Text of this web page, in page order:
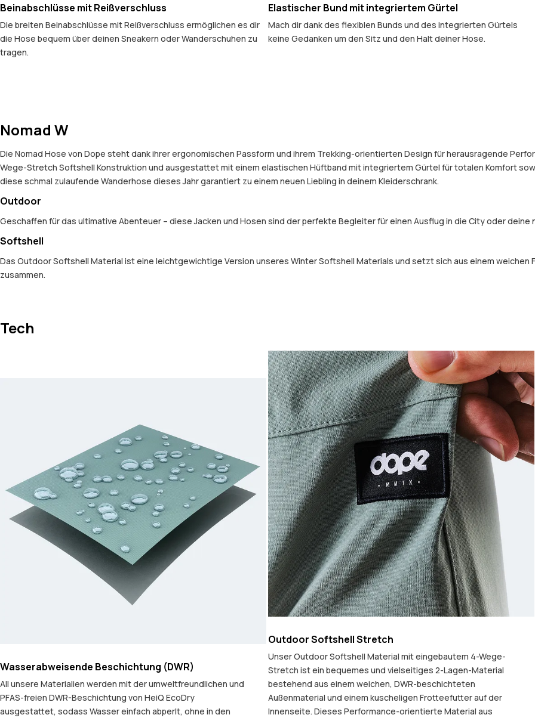
Beinabschlüsse mit Reißverschluss
Die breiten Beinabschlüsse mit Reißverschluss ermöglichen es dir
die Hose bequem über deinen Sneakern oder Wanderschuhen zu
tragen.
Elastischer Bund mit integriertem Gürtel
Mach dir dank des flexiblen Bunds und des integrierten Gürtels
keine Gedanken um den Sitz und den Halt deiner Hose.
Nomad W
Die Nomad Hose von Dope steht dank ihrer ergonomischen Passform und ihrem Trekking-orientierten Design für herausragende
Wege-Stretch Softshell Konstruktion und ausgestattet mit einem elastischen Hüftband mit integriertem Gürtel für totalen Komfort
diese schmal zulaufende Wanderhose dieses Jahr garantiert zu einem neuen Liebling in deinem Kleiderschrank.
Outdoor
Geschaffen für das ultimative Abenteuer – diese Jacken und Hosen sind der perfekte Begleiter für einen Ausflug in die City oder deine
Softshell
Das Outdoor Softshell Material ist eine leichtgewichtige Version unseres Winter Softshell Materials und setzt sich aus einem
zusammen.
Tech
Wasserabweisende Beschichtung (DWR)
All unsere Materialien werden mit der umweltfreundlichen und
PFAS-freien DWR-Beschichtung von HeiQ EcoDry
ausgestattet, sodass Wasser einfach abperlt, ohne in den
Outdoor Softshell Stretch
Unser Outdoor Softshell Material mit eingebautem 4-Wege-
Stretch ist ein bequemes und vielseitiges 2-Lagen-Material
bestehend aus einem weichen, DWR-beschichteten
Außenmaterial und einem kuscheligen Frotteefutter auf der
Innenseite. Dieses Performance-orientierte Material aus